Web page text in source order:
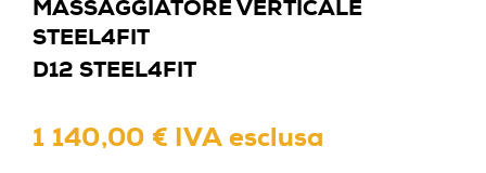
MASSAGGIATORE VERTICALE
STEEL4FIT
D12 STEEL4FIT
1 140,00 € IVA esclusa